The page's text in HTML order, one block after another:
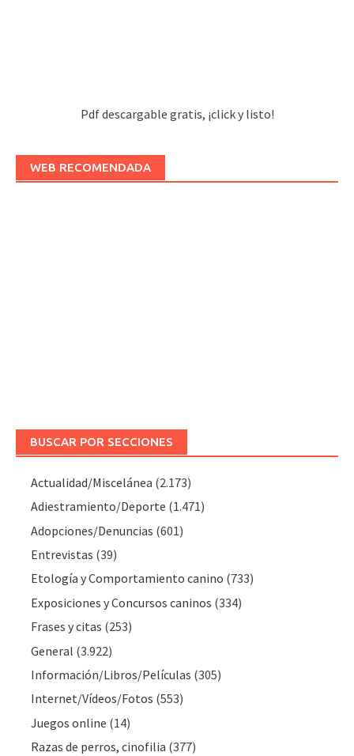
Pdf descargable gratis, ¡click y listo!
WEB RECOMENDADA
BUSCAR POR SECCIONES
Actualidad/Miscelánea (2.173)
Adiestramiento/Deporte (1.471)
Adopciones/Denuncias (601)
Entrevistas (39)
Etología y Comportamiento canino (733)
Exposiciones y Concursos caninos (334)
Frases y citas (253)
General (3.922)
Información/Libros/Películas (305)
Internet/Vídeos/Fotos (553)
Juegos online (14)
Razas de perros, cinofilia (377)